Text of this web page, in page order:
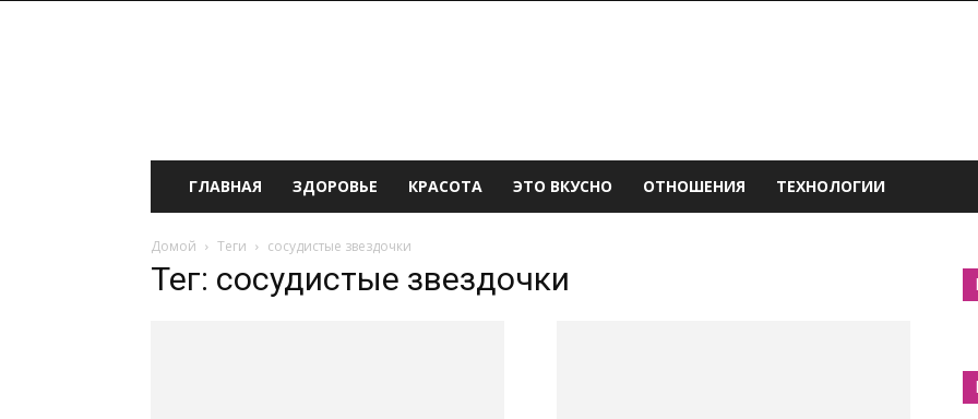
ГЛАВНАЯ ЗДОРОВЬЕ КРАСОТА ЭТО ВКУСНО ОТНОШЕНИЯ ТЕХНОЛОГИИ
Домой Теги сосудистые звездочки
Тег: сосудистые звездочки